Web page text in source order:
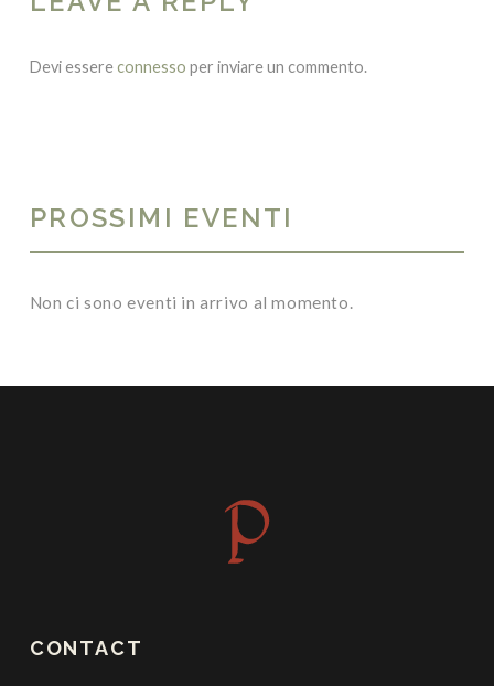
Devi essereconnesso per inviare un commento.
PROSSIMI EVENTI
Non ci sono eventi in arrivo al momento.
CONTACT